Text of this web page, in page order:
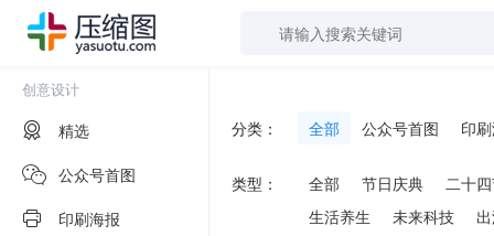
创意设计
精选
公众号首图
印刷海报
分类： 全部 公众号首图 印
类型： 全部 节日庆典
二十
生活养生
未来科技